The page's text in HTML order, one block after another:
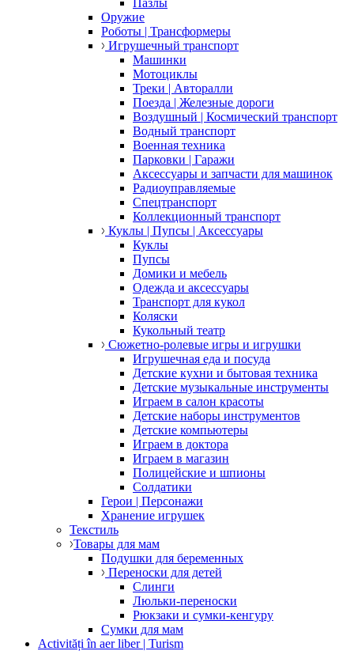
Пазлы
Оружие
Роботы | Трансформеры
Игрушечный транспорт
Машинки
Мотоциклы
Треки | Авторалли
Поезда | Железные дороги
Воздушный | Космический транспорт
Водный транспорт
Военная техника
Парковки | Гаражи
Аксессуары и запчасти для машинок
Радиоуправляемые
Спецтранспорт
Коллекционный транспорт
Куклы | Пупсы | Аксессуары
Куклы
Пупсы
Домики и мебель
Одежда и аксессуары
Транспорт для кукол
Коляски
Кукольный театр
Сюжетно-ролевые игры и игрушки
Игрушечная еда и посуда
Детские кухни и бытовая техника
Детские музыкальные инструменты
Играем в салон красоты
Детские наборы инструментов
Детские компьютеры
Играем в доктора
Играем в магазин
Полицейские и шпионы
Солдатики
Герои | Персонажи
Хранение игрушек
Текстиль
Товары для мам
Подушки для беременных
Переноски для детей
Слинги
Люльки-переноски
Рюкзаки и сумки-кенгуру
Сумки для мам
Activități în aer liber | Turism